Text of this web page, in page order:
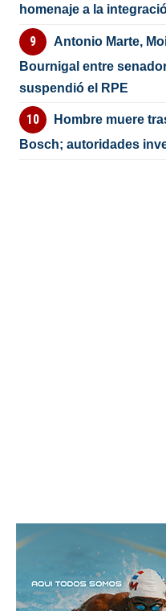
homenaje a la
Antonio Marte,
Bournigal entre
suspendió el RPE
Hombre muere
Bosch; autoridades